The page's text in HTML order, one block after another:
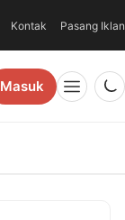
Kontak Pasang Iklan
Masuk